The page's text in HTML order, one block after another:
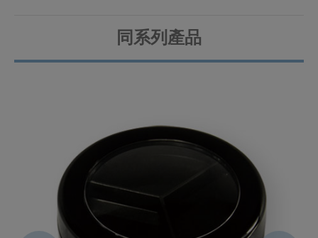
同系列產品